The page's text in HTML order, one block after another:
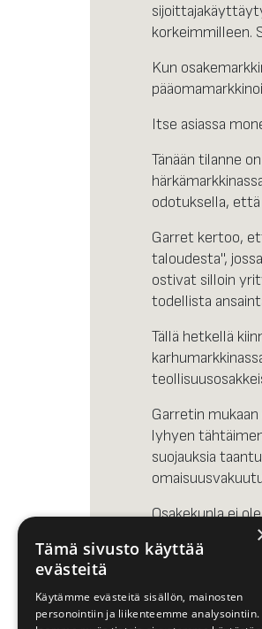
korkeimmilleen.
Kun
Itse asiassa
Tänään tilanne
odotuksella,
Garret kertoo,
taloudesta",
ostivat silloin
todellista
Tällä hetkellä
Garretin
lyhyen
suojauksia
Osakekupla ei
Talouden
Näinä päivinä
Tämä sivusto käyttää
evästeitä
Käytämme evästeitä sisällön, mainosten
personointiin ja liikenteemme analysointiin.